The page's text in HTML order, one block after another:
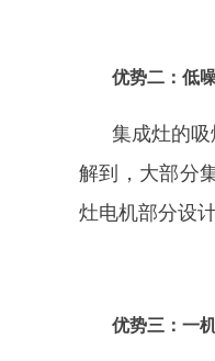
优势二：低
集成灶的
解到，大部分
灶电机部分设
优势三：一